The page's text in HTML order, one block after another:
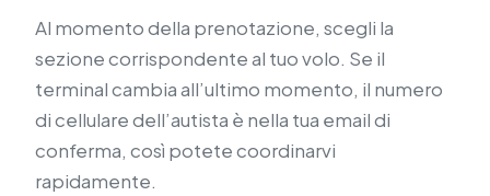
Al momento della prenotazione, scegli la
sezione corrispondente al tuo volo. Se il
terminal cambia all’ultimo momento, il numero
di cellulare dell’autista è nella tua email di
conferma, così potete coordinarvi
rapidamente.